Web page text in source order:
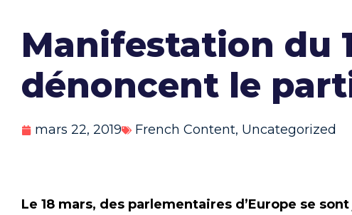
Manifestation du
dénoncent le
mars 22, 2019 French Content, Uncategorized
Le 18 mars, des parlementaires d’Europe se